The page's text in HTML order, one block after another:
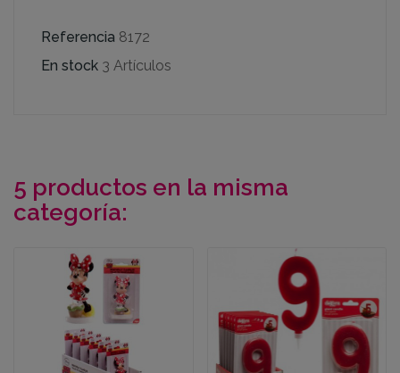
Referencia 8172
En stock 3 Artículos
5 productos en la misma
categoría: